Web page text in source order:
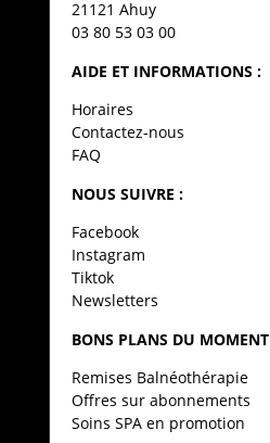
21121 Ahuy
03 80 53 03 00
AIDE ET INFORMATIONS :
Horaires
Contactez-nous
FAQ
NOUS SUIVRE :
Facebook
Instagram
Tiktok
Newsletters
BONS PLANS DU MOMENT
Remises Balnéothérapie
Offres sur abonnements
Soins SPA en promotion